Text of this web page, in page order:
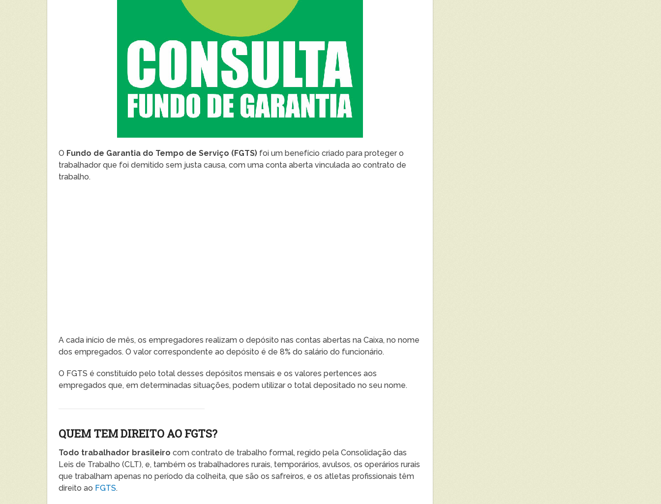
O Fundo de Garantia do Tempo de Serviço (FGTS) foi um benefício criado para proteger o
trabalhador que foi demitido sem justa causa, com uma conta aberta vinculada ao contrato de
trabalho.
A cada início de mês, os empregadores realizam o depósito nas contas abertas na Caixa, no nome
dos empregados. O valor correspondente ao depósito é de 8% do salário do funcionário.
O FGTS é constituído pelo total desses depósitos mensais e os valores pertences aos
empregados que, em determinadas situações, podem utilizar o total depositado no seu nome.
QUEM TEM DIREITO AO FGTS?
Todo trabalhador brasileiro com contrato de trabalho formal, regido pela Consolidação das
Leis de Trabalho (CLT), e, também os trabalhadores rurais, temporários, avulsos, os operários rurais
que trabalham apenas no período da colheita, que são os safreiros, e os atletas profissionais têm
direito ao FGTS.